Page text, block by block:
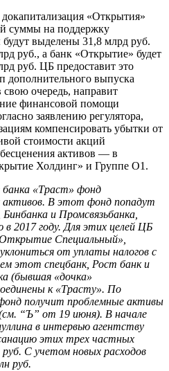
«Открытия»
суммы на поддержку
выделены 31,8 млрд руб.
руб., а банк «Открытие» будет
руб. ЦБ предоставит это
дополнительного выпуска
очередь, направит
финансовой помощи
заявлению регулятора,
компенсировать убытки от
стоимости акций
активов — в
Холдинг» и Группе О1.
банка «Траст» фонд
активов. В этот фонд попадут
и Промсвязьбанка,
2017 году. Для этих целей ЦБ
Специальный»,
от уплаты налогов с
этот спецбанк, Рост банк и
(бывшая «дочка»
к «Трасту». По
получит проблемные активы
“Ъ” от 19 июня). В начале
в интервью агентству
этих трех частных
руб. С учетом новых расходов
руб.